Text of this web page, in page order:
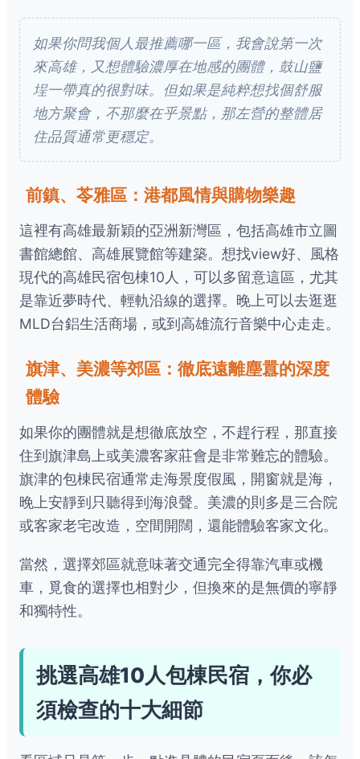
如果你問我個人最推薦哪一區，我會說第一次
來高雄，又想體驗濃厚在地感的團體，鼓山鹽
埕一帶真的很對味。但如果是純粹想找個舒服
地方聚會，不那麼在乎景點，那左營的整體居
住品質通常更穩定。
前鎮、苓雅區：港都風情與購物樂趣
這裡有高雄最新穎的亞洲新灣區，包括高雄市立圖
書館總館、高雄展覽館等建築。想找view好、風格
現代的高雄民宿包棟10人，可以多留意這區，尤其
是靠近夢時代、輕軌沿線的選擇。晚上可以去逛逛
MLD台鋁生活商場，或到高雄流行音樂中心走走。
旗津、美濃等郊區：徹底遠離塵囂的深度
體驗
如果你的團體就是想徹底放空，不趕行程，那直接
住到旗津島上或美濃客家莊會是非常難忘的體驗。
旗津的包棟民宿通常走海景度假風，開窗就是海，
晚上安靜到只聽得到海浪聲。美濃的則多是三合院
或客家老宅改造，空間開闊，還能體驗客家文化。
當然，選擇郊區就意味著交通完全得靠汽車或機
車，覓食的選擇也相對少，但換來的是無價的寧靜
和獨特性。
挑選高雄10人包棟民宿，你必
須檢查的十大細節